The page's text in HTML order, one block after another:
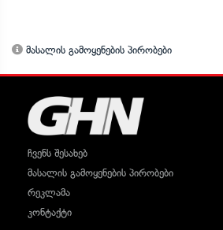
მასალის გამოყენების პირობები
ჩვენს შესახებ
მასალის გამოყენების პირობები
რეკლამა
კონტაქტი